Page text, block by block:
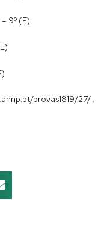
9º (E)
provas1819/27/ .